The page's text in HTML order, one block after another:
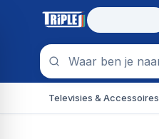
Televisies & Accessoires